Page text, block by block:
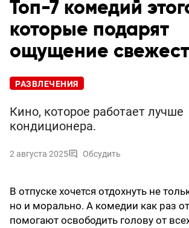
Топ-7 комедий
которые подарят
ощущение
РАЗВЛЕЧЕНИЯ
Кино, которое работает лучше
кондиционера.
2 августа 2025 Обсудить
В отпуске хочется отдохнуть не
но и морально. А комедии как раз
помогают освободить голову от